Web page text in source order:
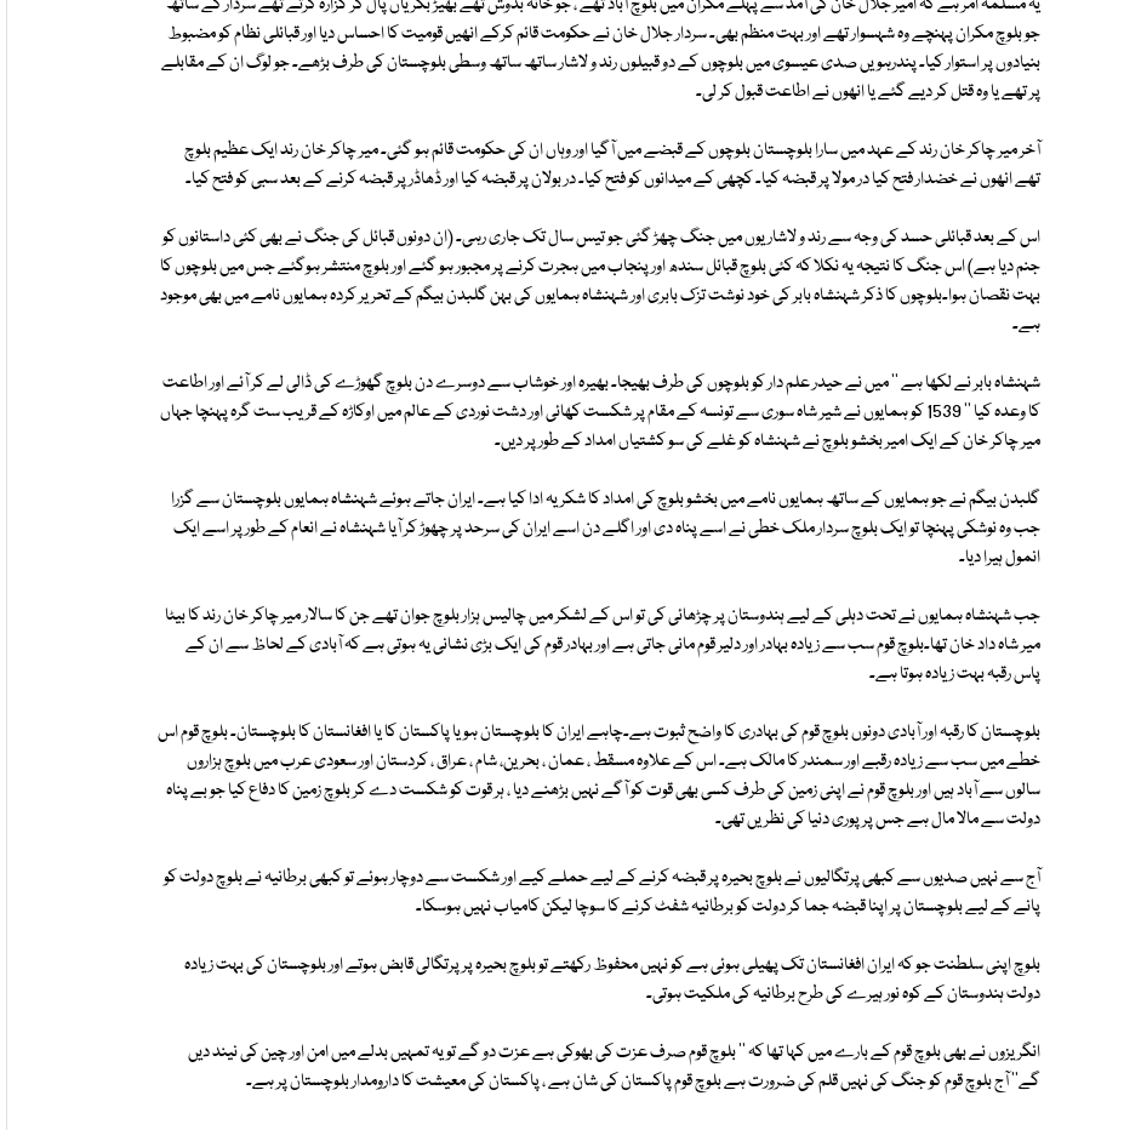
جو بلوچ مکران پہنچے وہ شہسوار تھے اور بہت منظم بھی۔ سردار جلال خان نے حکومت قائم کرکے انھیں قومیت کا احساس دیا اور قبائلی نظام کو مضبوط
بنیادوں پر استوار کیا۔ پندرہویں صدی عیسوی میں بلوچوں کے دو قبیلوں رند و لاشار ساتھ ساتھ وسطی بلوچستان کی طرف بڑھے۔ جو لوگ ان کے مقابلے
پر تھے یا وہ قتل کر دیے گئے یا انھوں نے اطاعت قبول کر لی۔
آخر میر چاکر خان رند کے عہد میں سارا بلوچستان بلوچوں کے قبضے میں آگیا اور وہاں ان کی حکومت قائم ہو گئی۔ میر چاکر خان رند ایک عظیم بلوچ
تھے انھوں نے خضدار فتح کیا در مولا پر قبضہ کیا۔ کچھی کے میدانوں کو فتح کیا۔ در بولان پر قبضہ کیا اور ڈھاڈر پر قبضہ کرنے کے بعد سبی کو فتح کیا۔
اس کے بعد قبائلی حسد کی وجہ سے رند و لاشاریوں میں جنگ چھڑ گئی جو تیس سال تک جاری رہی۔ (ان دونوں قبائل کی جنگ نے بھی کئی داستانوں کو
جنم دیا ہے) اس جنگ کا نتیجہ یہ نکلا کہ کئی بلوچ قبائل سندھ اور پنجاب میں ہجرت کرنے پر مجبور ہو گئے اور بلوچ منتشر ہوگئے جس میں بلوچوں کا
بہت نقصان ہوا۔بلوچوں کا ذکر شہنشاہ بابر کی خود نوشت تزک بابری اور شہنشاہ ہمایوں کی بہن گلبدن بیگم کے تحریر کردہ ہمایوں نامے میں بھی موجود
ہے۔
شہنشاہ بابر نے لکھا ہے '' میں نے حیدر علم دار کو بلوچوں کی طرف بھیجا۔ بھیرہ اور خوشاب سے دوسرے دن بلوچ گھوڑے کی ڈالی لے کر آئے اور اطاعت
کا وعدہ کیا '' 1539 کو ہمایوں نے شیر شاہ سوری سے تونسہ کے مقام پر شکست کھائی اور دشت نوردی کے عالم میں اوکاڑہ کے قریب ست گرہ پہنچا جہاں
میر چاکر خان کے ایک امیر بخشو بلوچ نے شہنشاہ کو غلے کی سو کشتیاں امداد کے طور پر دیں۔
گلبدن بیگم نے جو ہمایوں کے ساتھ ہمایوں نامے میں بخشو بلوچ کی امداد کا شکریہ ادا کیا ہے۔ ایران جاتے ہوئے شہنشاہ ہمایوں بلوچستان سے گزرا
جب وہ نوشکی پہنچا تو ایک بلوچ سردار ملک خطی نے اسے پناہ دی اور اگلے دن اسے ایران کی سرحد پر چھوڑ کر آیا شہنشاہ نے انعام کے طور پر اسے ایک
انمول ہیرا دیا۔
جب شہنشاہ ہمایوں نے تحت دہلی کے لیے ہندوستان پر چڑھائی کی تو اس کے لشکر میں چالیس ہزار بلوچ جوان تھے جن کا سالار میر چاکر خان رند کا بیٹا
میر شاہ داد خان تھا۔بلوچ قوم سب سے زیادہ بہادر اور دلیر قوم مانی جاتی ہے اور بہادر قوم کی ایک بڑی نشانی یہ ہوتی ہے کہ آبادی کے لحاظ سے ان کے
پاس رقبہ بہت زیادہ ہوتا ہے۔
بلوچستان کا رقبہ اور آبادی دونوں بلوچ قوم کی بہادری کا واضح ثبوت ہے۔چاہے ایران کا بلوچستان ہو یا پاکستان کا یا افغانستان کا بلوچستان۔ بلوچ قوم اس
خطے میں سب سے زیادہ رقبے اور سمندر کا مالک ہے۔ اس کے علاوہ مسقط ، عمان ، بحرین، شام ، عراق ، کردستان اور سعودی عرب میں بلوچ ہزاروں
سالوں سے آباد ہیں اور بلوچ قوم نے اپنی زمین کی طرف کسی بھی قوت کو آگے نہیں بڑھنے دیا ، ہر قوت کو شکست دے کر بلوچ زمین کا دفاع کیا جو بے پناہ
دولت سے مالا مال ہے جس پر پوری دنیا کی نظریں تھی۔
آج سے نہیں صدیوں سے کبھی پرتگالیوں نے بلوچ بحیرہ پر قبضہ کرنے کے لیے حملے کیے اور شکست سے دوچار ہوئے تو کبھی برطانیہ نے بلوچ دولت کو
پانے کے لیے بلوچستان پر اپنا قبضہ جما کر دولت کو برطانیہ شفٹ کرنے کا سوچا لیکن کامیاب نہیں ہوسکا۔
بلوچ اپنی سلطنت جو کہ ایران افغانستان تک پھیلی ہوئی ہے کو نہیں محفوظ رکھتے تو بلوچ بحیرہ پر پرتگالی قابض ہوتے اور بلوچستان کی بہت زیادہ
دولت ہندوستان کے کوہ نور ہیرے کی طرح برطانیہ کی ملکیت ہوتی۔
انگریزوں نے بھی بلوچ قوم کے بارے میں کہا تھا کہ '' بلوچ قوم صرف عزت کی بھوکی ہے عزت دو گے تو یہ تمہیں بدلے میں امن اور چین کی نیند دیں
گے'' آج بلوچ قوم کو جنگ کی نہیں قلم کی ضرورت ہے بلوچ قوم پاکستان کی شان ہے ، پاکستان کی معیشت کا دارومدار بلوچستان پر ہے۔